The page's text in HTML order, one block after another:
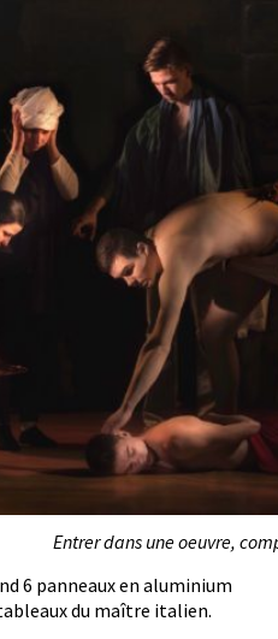
Entrer dans une oeuvre,
6 panneaux en aluminium
du maître italien.